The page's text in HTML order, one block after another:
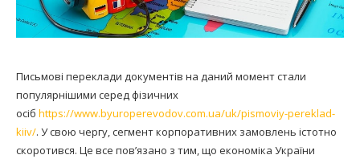
Письмові переклади документів на даний момент стали
популярнішими серед фізичних
осіб https://www.byuroperevodov.com.ua/uk/pismoviy-pereklad-
kiiv/. У свою чергу, сегмент корпоративних замовлень істотно
скоротився. Це все пов’язано з тим, що економіка України